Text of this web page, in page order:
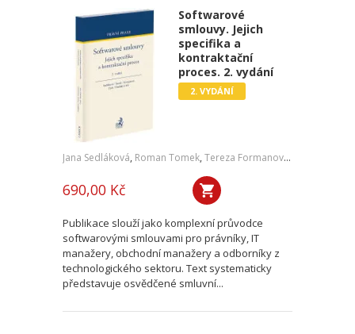
Softwarové
smlouvy. Jejich
specifika a
kontraktační
proces. 2. vydání
2. VYDÁNÍ
Jana Sedláková, Roman Tomek, Tereza Formanová ,
690,00 Kč
Publikace slouží jako komplexní průvodce
softwarovými smlouvami pro právníky, IT
manažery, obchodní manažery a odborníky z
technologického sektoru. Text systematicky
představuje osvědčené smluvní...